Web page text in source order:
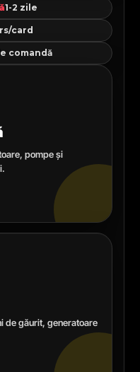
1-2 zile
card
comandă
pompe și
de găurit, generatoare